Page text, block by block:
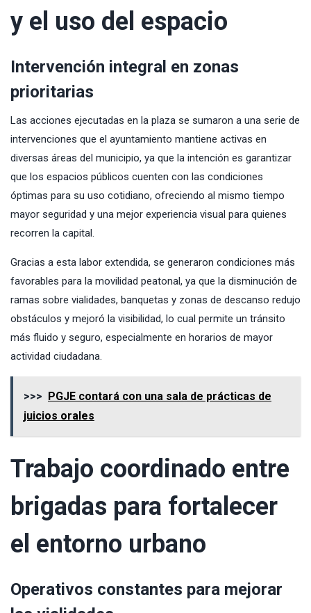
y el uso del espacio
Intervención integral en zonas
prioritarias
Las acciones ejecutadas en la plaza se sumaron a una serie de
intervenciones que el ayuntamiento mantiene activas en
diversas áreas del municipio, ya que la intención es garantizar
que los espacios públicos cuenten con las condiciones
óptimas para su uso cotidiano, ofreciendo al mismo tiempo
mayor seguridad y una mejor experiencia visual para quienes
recorren la capital.
Gracias a esta labor extendida, se generaron condiciones más
favorables para la movilidad peatonal, ya que la disminución de
ramas sobre vialidades, banquetas y zonas de descanso redujo
obstáculos y mejoró la visibilidad, lo cual permite un tránsito
más fluido y seguro, especialmente en horarios de mayor
actividad ciudadana.
>>> PGJE contará con una sala de prácticas de
juicios orales
Trabajo coordinado entre
brigadas para fortalecer
el entorno urbano
Operativos constantes para mejorar